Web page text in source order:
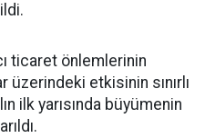
ticaret önlemlerinin
etkisinin sınırlı
ilk yarısında büyümenin